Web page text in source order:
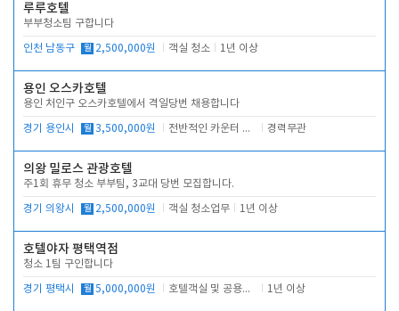
루루호텔
부부청소팀 구합니다
인천 남동구 월 2,500,000원 객실 청소 1년 이상
용인 오스카호텔
용인 처인구 오스카호텔에서 격일당번 채용합니다
경기 용인시 월 3,500,000원 전반적인 카운터 업무 경력무관
의왕 밀로스 관광호텔
주1회 휴무 청소 부부팀, 3교대 당번 모집합니다.
경기 의왕시 월 2,500,000원 객실 청소업무 1년 이상
호텔야자 평택역점
청소 1팀 구인합니다
경기 평택시 월 5,000,000원 호텔객실 및 공용시설 청소 관리 1년 이상